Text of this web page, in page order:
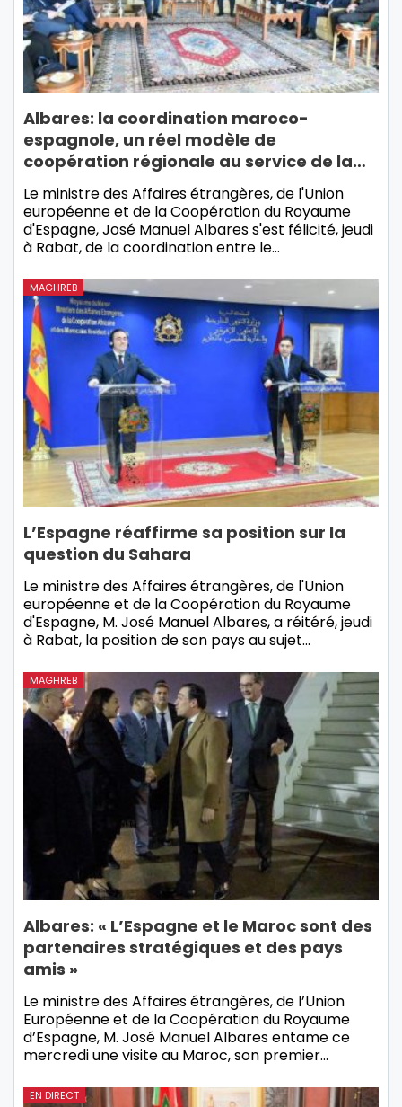
Albares: la coordination maroco-
espagnole, un réel modèle de
coopération régionale au service de la…
Le ministre des Affaires étrangères, de l'Union
européenne et de la Coopération du Royaume
d'Espagne, José Manuel Albares s'est félicité, jeudi
à Rabat, de la coordination entre le…
MAGHREB
L’Espagne réaffirme sa position sur la
question du Sahara
Le ministre des Affaires étrangères, de l'Union
européenne et de la Coopération du Royaume
d'Espagne, M. José Manuel Albares, a réitéré, jeudi
à Rabat, la position de son pays au sujet…
MAGHREB
Albares: « L’Espagne et le Maroc sont des
partenaires stratégiques et des pays
amis »
Le ministre des Affaires étrangères, de l’Union
Européenne et de la Coopération du Royaume
d’Espagne, M. José Manuel Albares entame ce
mercredi une visite au Maroc, son premier…
EN DIRECT